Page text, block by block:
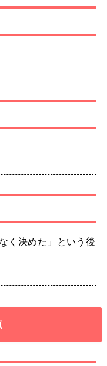
く決めた」という後